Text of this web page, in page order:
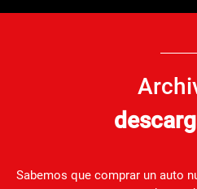
Sabemos que comprar un auto